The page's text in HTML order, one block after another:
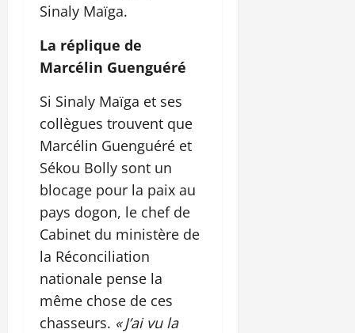
Sinaly Maïga.
La réplique de
Marcélin Guenguéré
Si Sinaly Maïga et ses
collègues trouvent que
Marcélin Guenguéré et
Sékou Bolly sont un
blocage pour la paix au
pays dogon, le chef de
Cabinet du ministère de
la Réconciliation
nationale pense la
même chose de ces
chasseurs. « J’ai vu la